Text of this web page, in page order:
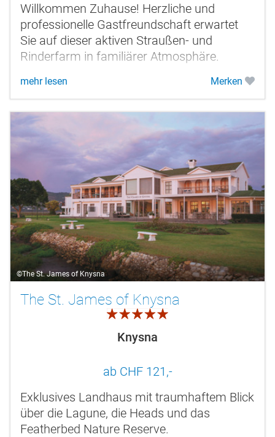
Willkommen Zuhause! Herzliche und
professionelle Gastfreundschaft erwartet
Sie auf dieser aktiven Straußen- und
Rinderfarm in familiärer Atmosphäre.
mehr lesen Merken
©The St. James of Knysna
The St. James of Knysna
5.0
Knysna
ab CHF 121,-
Exklusives Landhaus mit traumhaftem Blick
über die Lagune, die Heads und das
Featherbed Nature Reserve.